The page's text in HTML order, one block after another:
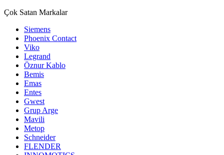
Çok Satan Markalar
Siemens
Phoenix Contact
Viko
Legrand
Öznur Kablo
Bemis
Emas
Entes
Gwest
Grup Arge
Mavili
Metop
Schneider
FLENDER